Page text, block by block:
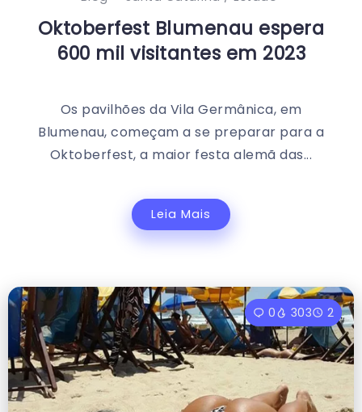
Oktoberfest Blumenau espera
600 mil visitantes em 2023
Os pavilhões da Vila Germânica, em
Blumenau, começam a se preparar para a
Oktoberfest, a maior festa alemã das...
Leia Mais
0 303 2